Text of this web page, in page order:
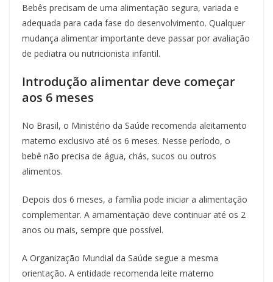
Bebês precisam de uma alimentação segura, variada e
adequada para cada fase do desenvolvimento. Qualquer
mudança alimentar importante deve passar por avaliação
de pediatra ou nutricionista infantil.
Introdução alimentar deve começar
aos 6 meses
No Brasil, o Ministério da Saúde recomenda aleitamento
materno exclusivo até os 6 meses. Nesse período, o
bebê não precisa de água, chás, sucos ou outros
alimentos.
Depois dos 6 meses, a família pode iniciar a alimentação
complementar. A amamentação deve continuar até os 2
anos ou mais, sempre que possível.
A Organização Mundial da Saúde segue a mesma
orientação. A entidade recomenda leite materno